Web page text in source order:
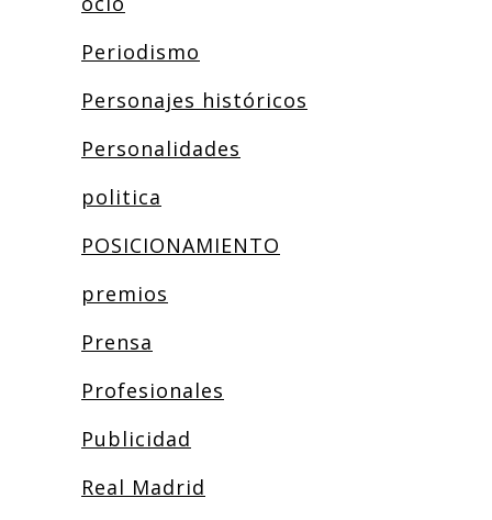
Periodismo
Personajes históricos
Personalidades
politica
POSICIONAMIENTO
premios
Prensa
Profesionales
Publicidad
Real Madrid